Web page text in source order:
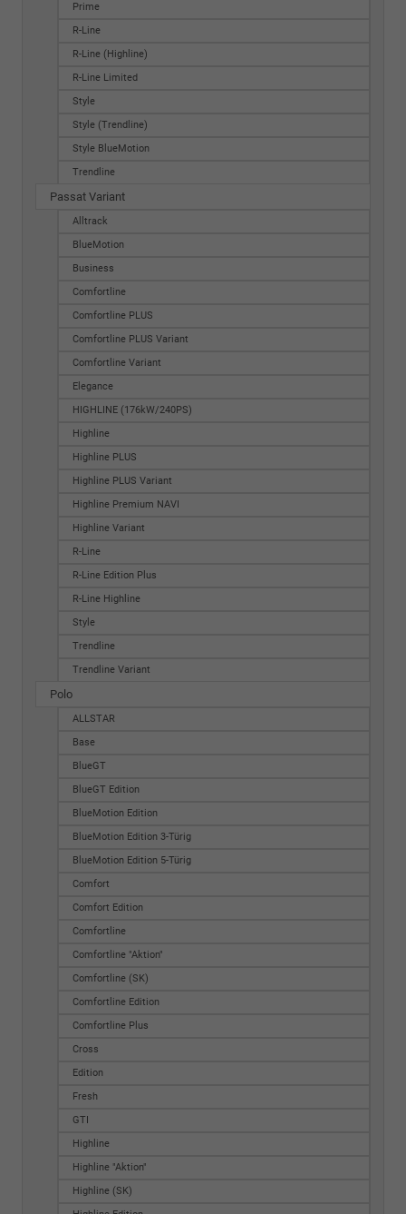
Prime
R-Line
R-Line (Highline)
R-Line Limited
Style
Style (Trendline)
Style BlueMotion
Trendline
Passat Variant
Alltrack
BlueMotion
Business
Comfortline
Comfortline PLUS
Comfortline PLUS Variant
Comfortline Variant
Elegance
HIGHLINE (176kW/240PS)
Highline
Highline PLUS
Highline PLUS Variant
Highline Premium NAVI
Highline Variant
R-Line
R-Line Edition Plus
R-Line Highline
Style
Trendline
Trendline Variant
Polo
ALLSTAR
Base
BlueGT
BlueGT Edition
BlueMotion Edition
BlueMotion Edition 3-Türig
BlueMotion Edition 5-Türig
Comfort
Comfort Edition
Comfortline
Comfortline "Aktion"
Comfortline (SK)
Comfortline Edition
Comfortline Plus
Cross
Edition
Fresh
GTI
Highline
Highline "Aktion"
Highline (SK)